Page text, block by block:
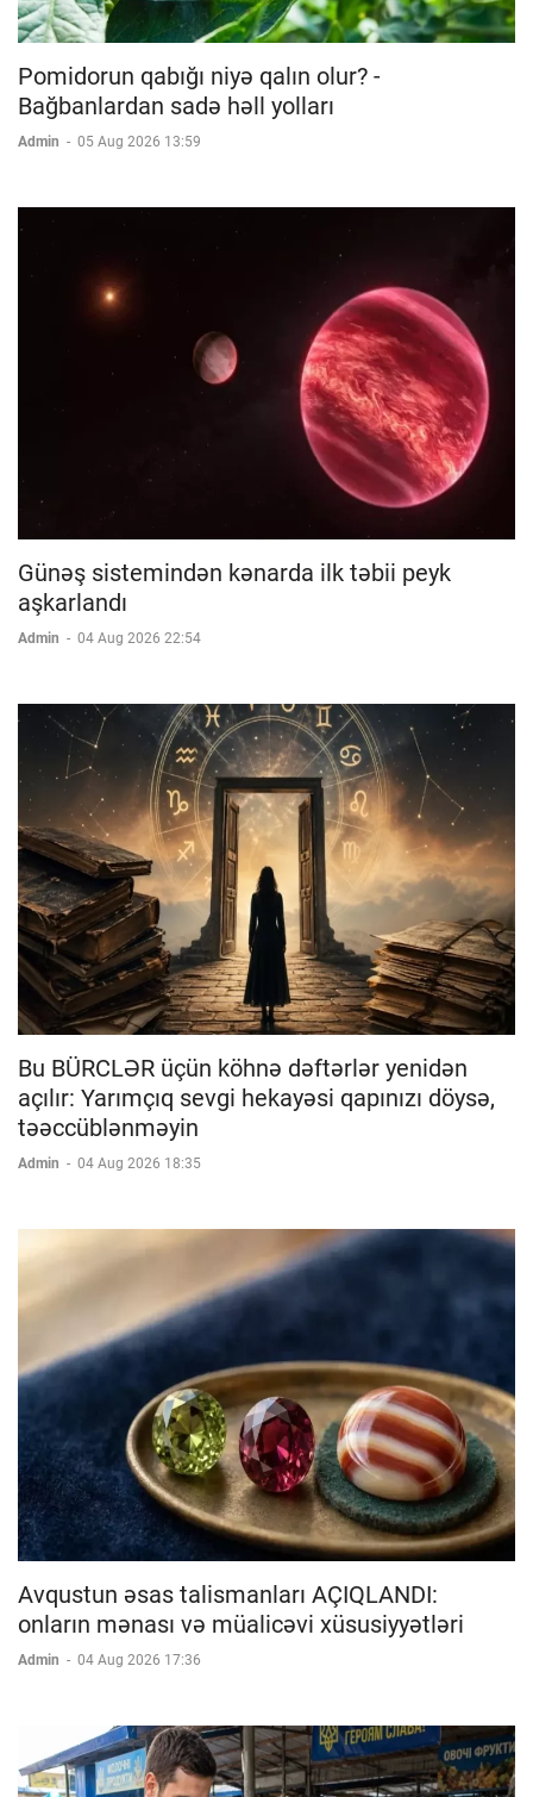
Pomidorun qabığı niyə qalın olur? -
Bağbanlardan sadə həll yolları
Admin - 05 Aug 2026 13:59
Günəş sistemindən kənarda ilk təbii peyk
aşkarlandı
Admin - 04 Aug 2026 22:54
Bu BÜRCLƏR üçün köhnə dəftərlər yenidən
açılır: Yarımçıq sevgi hekayəsi qapınızı döysə,
təəccüblənməyin
Admin - 04 Aug 2026 18:35
Avqustun əsas talismanları AÇIQLANDI:
onların mənası və müalicəvi xüsusiyyətləri
Admin - 04 Aug 2026 17:36